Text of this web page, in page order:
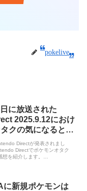
pokelive
に放送された
2025.9.12におけ
クの気になるとこ
てDirectが発表されまし
Directでポケモンオタク
を紹介します。
に新規ポケモンは